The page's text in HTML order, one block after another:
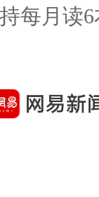
每月读